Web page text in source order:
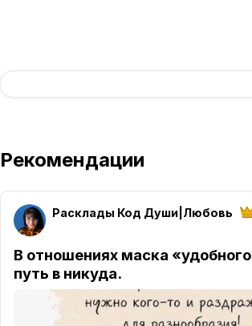
Рекомендации
Расклады Код Души|Любовь
В отношениях маска
путь в никуда.